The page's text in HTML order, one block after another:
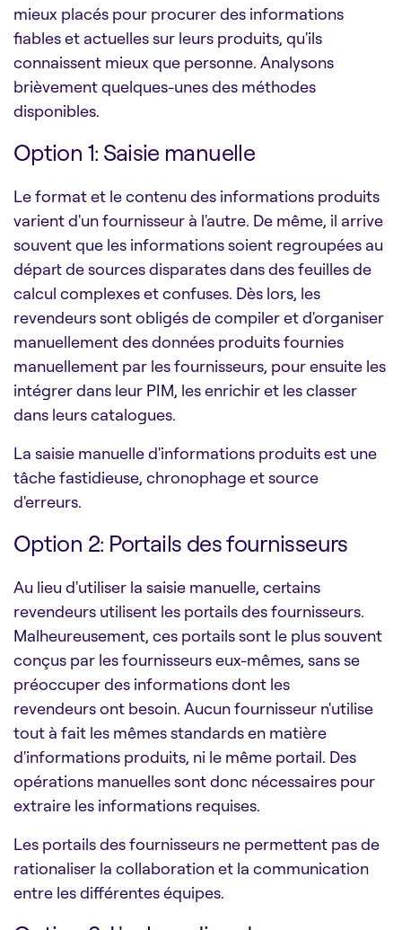
mieux placés pour procurer des informations
fiables et actuelles sur leurs produits, qu'ils
connaissent mieux que personne. Analysons
brièvement quelques-unes des méthodes
disponibles.
Option 1: Saisie manuelle
Le format et le contenu des informations produits
varient d'un fournisseur à l'autre. De même, il arrive
souvent que les informations soient regroupées au
départ de sources disparates dans des feuilles de
calcul complexes et confuses. Dès lors, les
revendeurs sont obligés de compiler et d'organiser
manuellement des données produits fournies
manuellement par les fournisseurs, pour ensuite les
intégrer dans leur PIM, les enrichir et les classer
dans leurs catalogues.
La saisie manuelle d'informations produits est une
tâche fastidieuse, chronophage et source
d'erreurs.
Option 2: Portails des fournisseurs
Au lieu d'utiliser la saisie manuelle, certains
revendeurs utilisent les portails des fournisseurs.
Malheureusement, ces portails sont le plus souvent
conçus par les fournisseurs eux-mêmes, sans se
préoccuper des informations dont les
revendeurs ont besoin. Aucun fournisseur n'utilise
tout à fait les mêmes standards en matière
d'informations produits, ni le même portail. Des
opérations manuelles sont donc nécessaires pour
extraire les informations requises.
Les portails des fournisseurs ne permettent pas de
rationaliser la collaboration et la communication
entre les différentes équipes.